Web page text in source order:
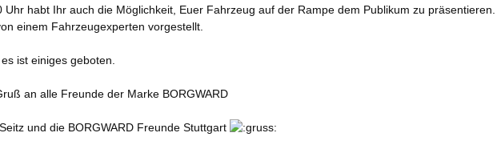
Uhr habt Ihr auch die Möglichkeit, Euer Fahrzeug auf der Rampe dem Publikum zu
einem Fahrzeugexperten vorgestellt.
ist einiges geboten.
an alle Freunde der Marke BORGWARD
und die BORGWARD Freunde Stuttgart